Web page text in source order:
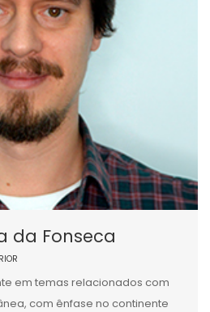
da Fonseca
em temas relacionados com
com ênfase no continente